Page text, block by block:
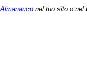
nel tuo sito o nel